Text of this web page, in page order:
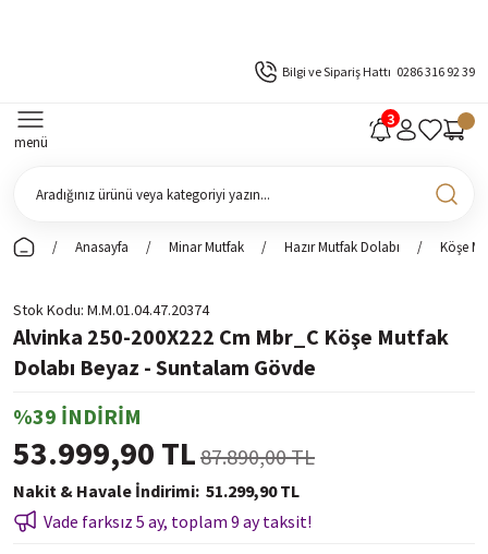
Bilgi ve Sipariş Hattı 0286 316 92 39
menü
Anasayfa Minar Mutfak Hazır Mutfak Dolabı Köşe
Stok Kodu M.M.01.04.47.20374
Alvinka 250-200X222 Cm Mbr_C Köşe Mutfak
Dolabı Beyaz - Suntalam Gövde
%39 İNDİRİM
53.999,90 TL 87.890,00 TL
Nakit & Havale İndirimi 51.299,90 TL
Vade farksız 5 ay, toplam 9 ay taksit!